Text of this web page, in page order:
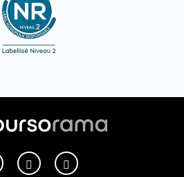
Boursorama sur Facebook
Boursorama sur XBoursorama sur